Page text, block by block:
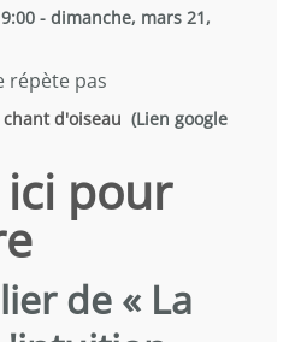
- dimanche, mars 21,
répète pas
d'oiseau (Lien google
ici pour
de « La